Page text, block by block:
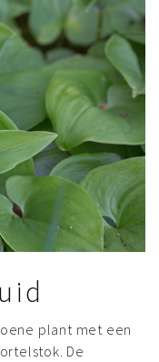
plant met een
De